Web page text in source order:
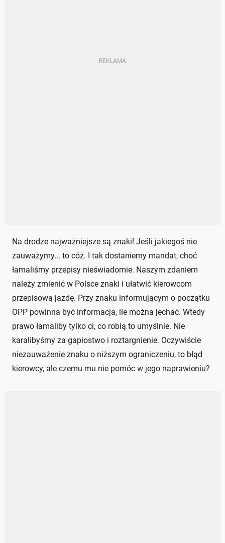
Na drodze najważniejsze są znaki! Jeśli jakiegoś nie
zauważymy... to cóż. I tak dostaniemy mandat, choć
łamaliśmy przepisy nieświadomie. Naszym zdaniem
należy zmienić w Polsce znaki i ułatwić kierowcom
przepisową jazdę. Przy znaku informującym o początku
OPP powinna być informacja, ile można jechać. Wtedy
prawo łamaliby tylko ci, co robią to umyślnie. Nie
karalibyśmy za gapiostwo i roztargnienie. Oczywiście
niezauważenie znaku o niższym ograniczeniu, to błąd
kierowcy, ale czemu mu nie pomóc w jego naprawieniu?